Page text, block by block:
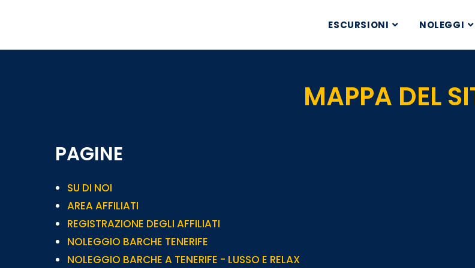
ESCURSIONI NOLEGGI
MAPPA DEL
PAGINE
SU DI NOI
AREA AFFILIATI
REGISTRAZIONE DEGLI AFFILIATI
NOLEGGIO BARCHE TENERIFE
NOLEGGIO BARCHE A TENERIFE - LUSSO E RELAX